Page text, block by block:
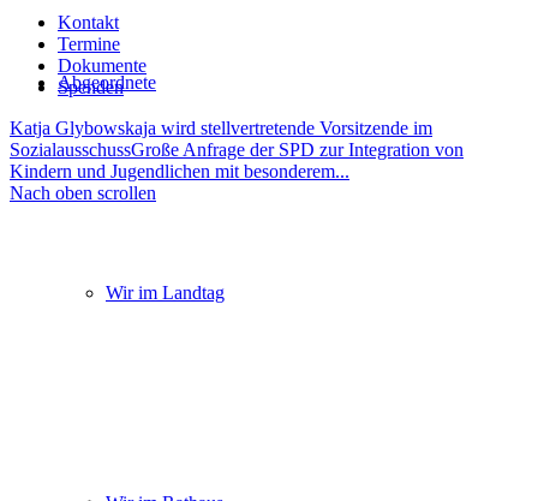
Abgeordnete
Wir im Landtag
Kontakt
Termine
Dokumente
Spenden
Katja Glybowskaja wird stellvertretende Vorsitzende im
SozialausschussGroße Anfrage der SPD zur Integration von
Kindern und Jugendlichen mit besonderem...
Nach oben scrollen